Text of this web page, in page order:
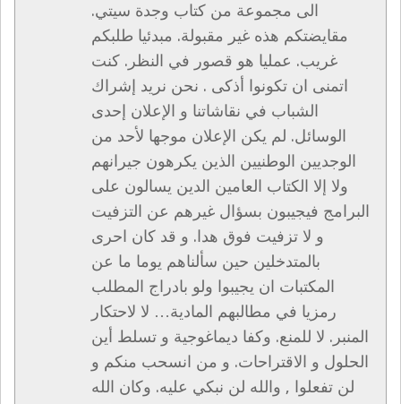
الى مجموعة من كتاب وجدة سيتي.
مقايضتكم هذه غير مقبولة. مبدئيا طلبكم
غريب. عمليا هو قصور في النظر. كنت
اتمنى ان تكونوا أذكى . نحن نريد إشراك
الشباب في نقاشاتنا و الإعلان إحدى
الوسائل. لم يكن الإعلان موجها لأحد من
الوجديين الوطنيين الذين يكرهون جيرانهم
ولا إلا الكتاب العامين الدين يسالون على
البرامج فيجيبون بسؤال غيرهم عن التزفيت
و لا تزفيت فوق هدا. و قد كان احرى
بالمتدخلين حين سألناهم يوما ما عن
المكتبات ان يجيبوا ولو بادراج المطلب
رمزيا في مطالبهم المادية… لا لاحتكار
المنبر. لا للمنع. وكفا ديماغوجية و تسلط أين
الحلول و الاقتراحات. و من انسحب منكم و
لن تفعلوا , والله لن نبكي عليه. وكان الله